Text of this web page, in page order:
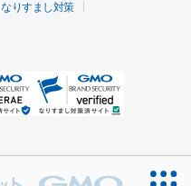
なりすまし対策